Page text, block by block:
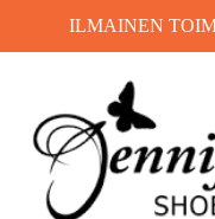
ja
sisältöön
ILMAINEN